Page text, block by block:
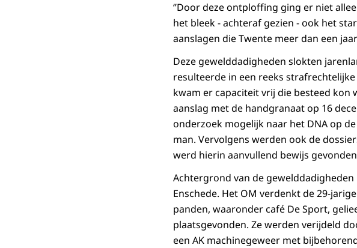
‘’Door deze ontploffing ging er niet
het bleek - achteraf gezien - ook het
aanslagen die Twente meer dan een
Deze gewelddadigheden slokten
resulteerde in een reeks
kwam er capaciteit vrij die besteed
aanslag met de handgranaat op 16
onderzoek mogelijk naar het DNA op
man. Vervolgens werden ook de
werd hierin aanvullend bewijs
Achtergrond van de
Enschede. Het OM verdenkt de 29-
panden, waaronder café De Sport,
plaatsgevonden. Ze werden verijdeld
een AK machinegeweer met